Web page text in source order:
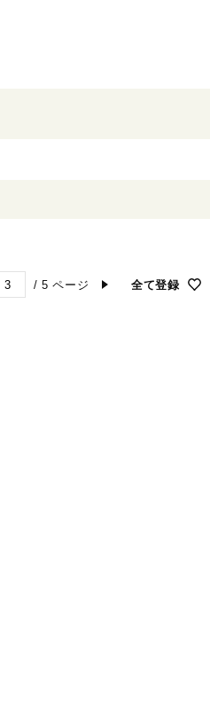
/ 5 ページ 全て登録